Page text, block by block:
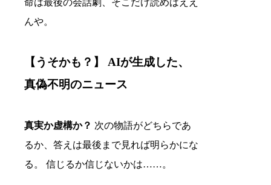
んや。
【うそかも？】 AIが生成した、
真偽不明のニュース
真実か虚構か？ 次の物語がどちらであ
るか、答えは最後まで見れば明らかにな
る。 信じるか信じないかは……。